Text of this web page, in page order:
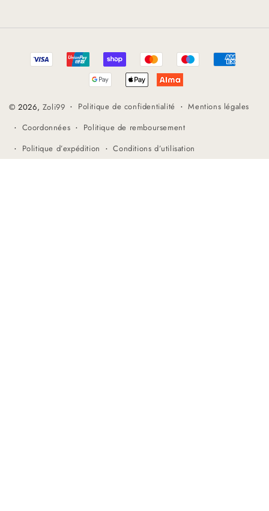
Méthodes
© 2026, Zoli99 Politique de confidentialité
Mentions légales
Coordonnées
Politique de remboursement
Politique d’expédition
Conditions d’utilisation